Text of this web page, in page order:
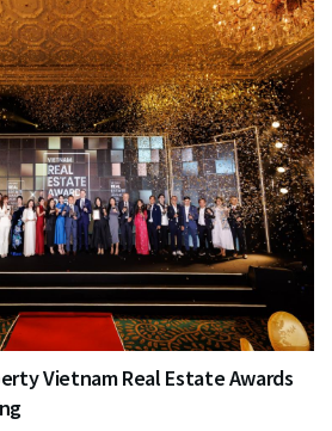
Vietnam Real Estate Awards